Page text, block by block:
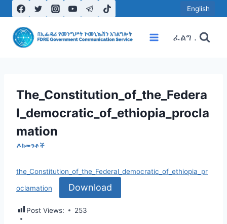
to
content
English
ፈልግ .
The_Constitution_of_the_Federa
l_democratic_of_ethiopia_procla
mation
ዶክመንቶች
the_Constitution_of_the_Federal_democratic_of_ethiopia_pr
oclamation Download
Post Views: 253